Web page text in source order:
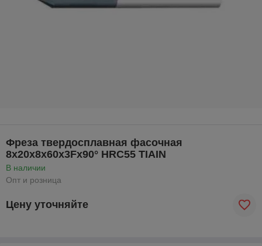
Фреза твердосплавная фасочная
8x20x8x60x3Fx90° HRC55 TIAIN
В наличии
Опт и розница
Цену уточняйте